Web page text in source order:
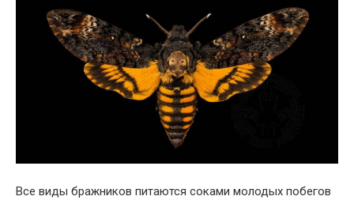
Все виды бражников питаются соками молодых побегов